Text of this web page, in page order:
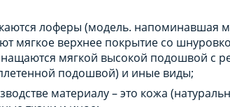
лоферы (модель. напоминавшая
мягкое верхнее покрытие со
мягкой высокой подошвой с
подошвой) и иные виды;
материалу – это кожа